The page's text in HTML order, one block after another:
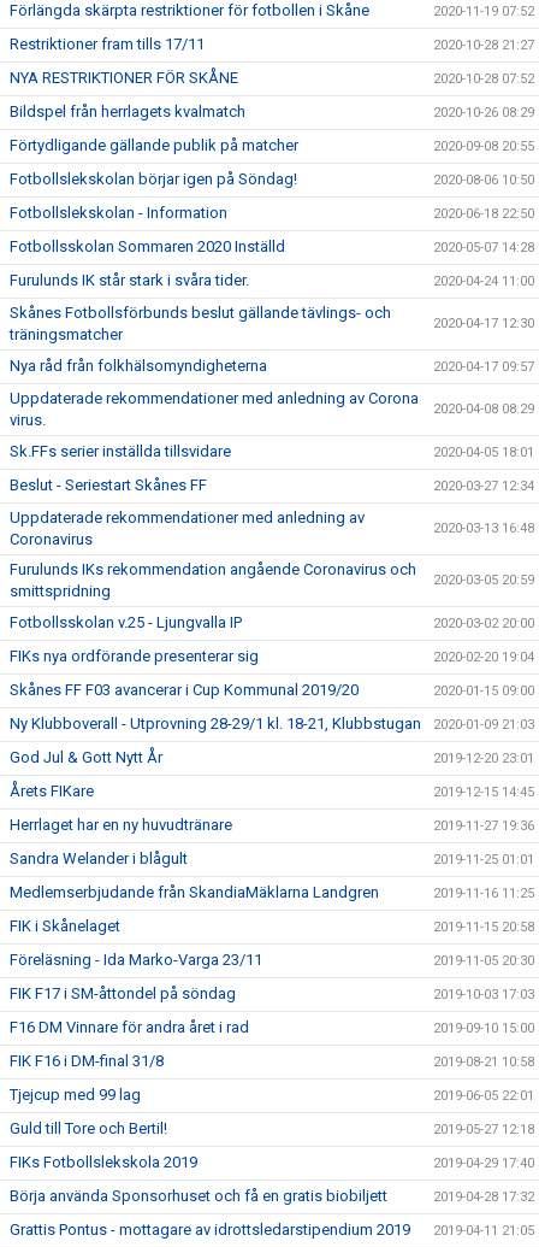
Förlängda skärpta restriktioner för fotbollen i Skåne 2020-11-19 07:52
Restriktioner fram tills 17/11 2020-10-28 21:27
NYA RESTRIKTIONER FÖR SKÅNE 2020-10-28 07:52
Bildspel från herrlagets kvalmatch 2020-10-26 08:29
Förtydligande gällande publik på matcher 2020-09-08 20:55
Fotbollslekskolan börjar igen på Söndag! 2020-08-06 10:50
Fotbollslekskolan - Information 2020-06-18 22:50
Fotbollsskolan Sommaren 2020 Inställd 2020-05-07 14:28
Furulunds IK står stark i svåra tider. 2020-04-24 11:00
Skånes Fotbollsförbunds beslut gällande tävlings- och
träningsmatcher
2020-04-17 12:30
Nya råd från folkhälsomyndigheterna 2020-04-17 09:57
Uppdaterade rekommendationer med anledning av Corona
virus.
2020-04-08 08:29
Sk.FFs serier inställda tillsvidare 2020-04-05 18:01
Beslut - Seriestart Skånes FF 2020-03-27 12:34
Uppdaterade rekommendationer med anledning av
Coronavirus
2020-03-13 16:48
Furulunds IKs rekommendation angående Coronavirus och
smittspridning
2020-03-05 20:59
Fotbollsskolan v.25 - Ljungvalla IP 2020-03-02 20:00
FIKs nya ordförande presenterar sig 2020-02-20 19:04
Skånes FF F03 avancerar i Cup Kommunal 2019/20 2020-01-15 09:00
Ny Klubboverall - Utprovning 28-29/1 kl. 18-21, Klubbstugan 2020-01-09 21:03
God Jul & Gott Nytt År 2019-12-20 23:01
Årets FIKare 2019-12-15 14:45
Herrlaget har en ny huvudtränare 2019-11-27 19:36
Sandra Welander i blågult 2019-11-25 01:01
Medlemserbjudande från SkandiaMäklarna Landgren 2019-11-16 11:25
FIK i Skånelaget 2019-11-15 20:58
Föreläsning - Ida Marko-Varga 23/11 2019-11-05 20:30
FIK F17 i SM-åttondel på söndag 2019-10-03 17:03
F16 DM Vinnare för andra året i rad 2019-09-10 15:00
FIK F16 i DM-final 31/8 2019-08-21 10:58
Tjejcup med 99 lag 2019-06-05 22:01
Guld till Tore och Bertil! 2019-05-27 12:18
FIKs Fotbollslekskola 2019 2019-04-29 17:40
Börja använda Sponsorhuset och få en gratis biobiljett 2019-04-28 17:32
Grattis Pontus - mottagare av idrottsledarstipendium 2019 2019-04-11 21:05